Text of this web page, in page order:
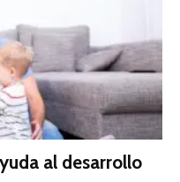
al desarrollo